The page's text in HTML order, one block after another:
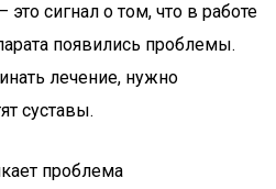
это сигнал о том, что в работе
появились проблемы.
лечение, нужно
суставы.
проблема